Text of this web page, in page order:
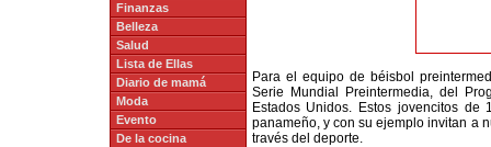
Finanzas
Belleza
Salud
Lista de Ellas
Diario de mamá
Moda
Evento
De la cocina
Para el equipo de béisbol
Serie Mundial Preintermedia, del
Estados Unidos. Estos jovencitos
panameño, y con su ejemplo invitan a
través del deporte.